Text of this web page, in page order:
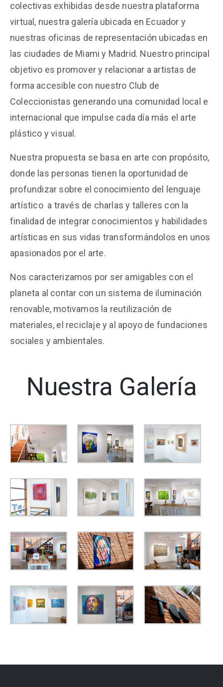
colectivas exhibidas desde nuestra plataforma
virtual, nuestra galería ubicada en Ecuador y
nuestras oficinas de representación ubicadas en
las ciudades de Miami y Madrid. Nuestro principal
objetivo es promover y relacionar a artistas de
forma accesible con nuestro Club de
Coleccionistas generando una comunidad local e
internacional que impulse cada día más el arte
plástico y visual.
Nuestra propuesta se basa en arte con propósito,
donde las personas tienen la oportunidad de
profundizar sobre el conocimiento del lenguaje
artístico a través de charlas y talleres con la
finalidad de integrar conocimientos y habilidades
artísticas en sus vidas transformándolos en unos
apasionados por el arte.
Nos caracterizamos por ser amigables con el
planeta al contar con un sistema de iluminación
renovable, motivamos la reutilización de
materiales, el reciclaje y al apoyo de fundaciones
sociales y ambientales.
Nuestra Galería